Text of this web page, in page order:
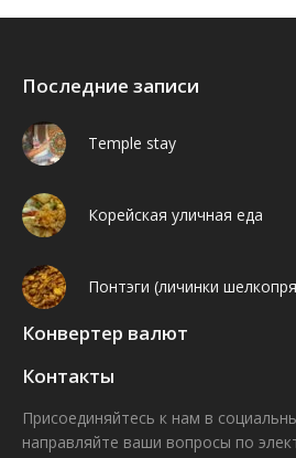
Последние записи
Temple stay
Корейская уличная еда
Понтэги (личинки
Конвертер валют
Контакты
Присоединяйтесь к нам в
направляйте ваши вопросы по